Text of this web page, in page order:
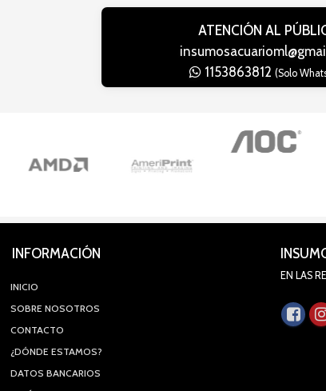
ATENCIÓN AL
1153863812 (Solo
INFORMACIÓN
INICIO
SOBRE NOSOTROS
CONTACTO
¿DÓNDE ESTAMOS?
DATOS BANCARIOS
EN LAS